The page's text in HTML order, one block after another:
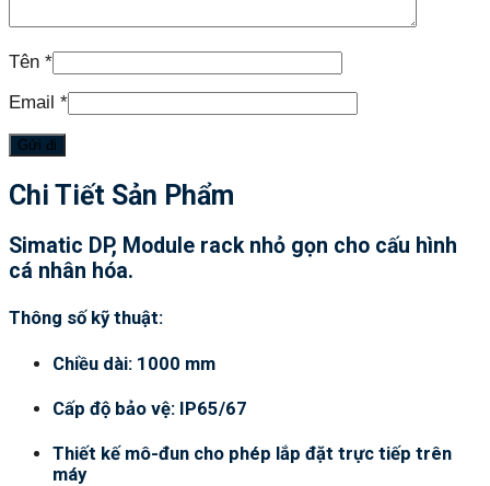
Tên *
Email *
Chi Tiết Sản Phẩm
Simatic DP, Module rack nhỏ gọn cho cấu hình
cá nhân hóa.
Thông số kỹ thuật:
Chiều dài: 1000 mm
Cấp độ bảo vệ: IP65/67
Thiết kế mô-đun cho phép lắp đặt trực tiếp trên
máy